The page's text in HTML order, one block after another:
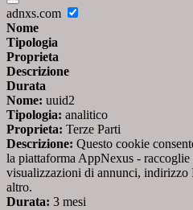
adnxs.com
Nome
Tipologia
Proprieta
Descrizione
Durata
Nome: uuid2
Tipologia: analitico
Proprieta: Terze Parti
Descrizione: Questo cookie
la piattaforma AppNexus -
visualizzazioni di annunci, indirizzo
altro.
Durata: 3 mesi